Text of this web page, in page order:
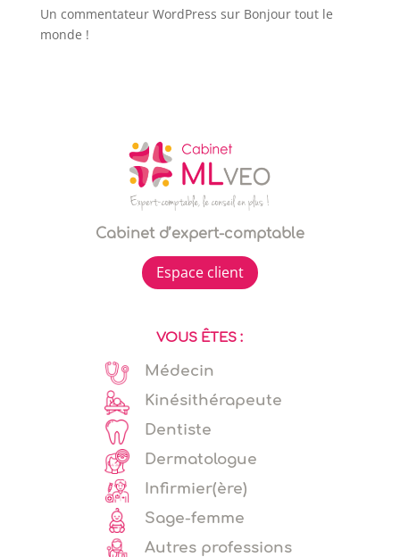
Un commentateur WordPress sur Bonjour tout le
monde !
Cabinet d’expert-comptable
Espace client
VOUS ÊTES :
Médecin
Kinésithérapeute
Dentiste
Dermatologue
Infirmier(ère)
Sage-femme
Autres professions